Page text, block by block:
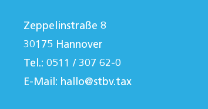
Zeppelinstraße 8
30175 Hannover
Tel.: 0511 / 307 62-0
E-Mail: hallo@stbv.tax